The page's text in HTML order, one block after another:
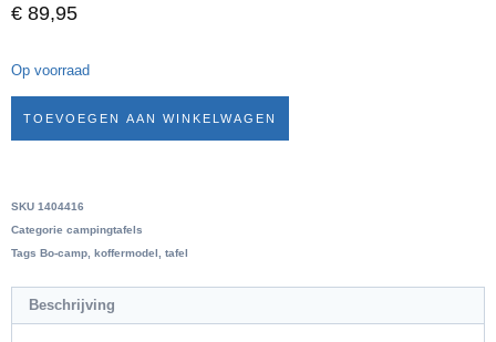
€ 89,95
Op voorraad
TOEVOEGEN AAN WINKELWAGEN
SKU 1404416
Categorie campingtafels
Tags Bo-camp koffermodel tafel
Beschrijving